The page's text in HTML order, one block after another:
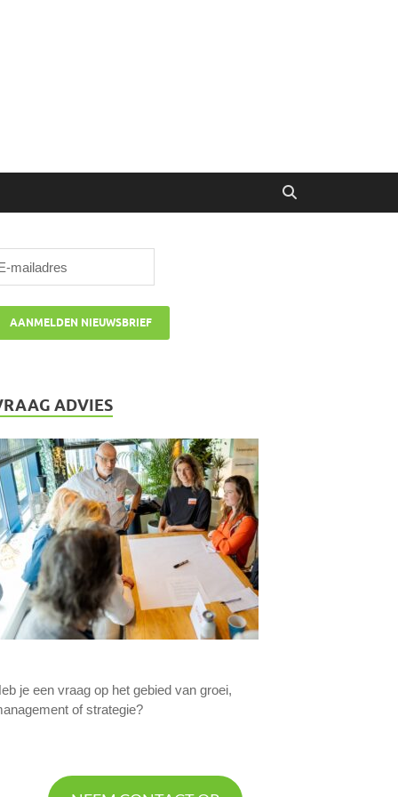
ADVIES
je een vraag op het gebied van groei,
of strategie?